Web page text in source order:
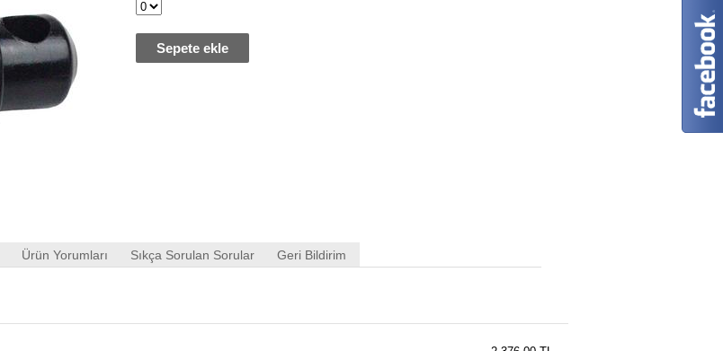
Sepete ekle
Ürün Yorumları Sıkça Sorulan Sorular Geri Bildirim